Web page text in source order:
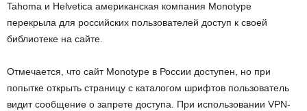
Tahoma и Helvetica американская компания Monotype
перекрыла для российских пользователей доступ к своей
библиотеке на сайте.
Отмечается, что сайт Monotype в России доступен, но при
попытке открыть страницу с каталогом шрифтов пользователь
видит сообщение о запрете доступа. При использовании VPN-